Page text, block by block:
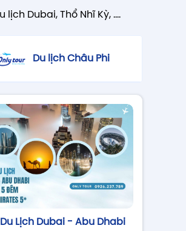
Dubai, Thổ Nhĩ Kỳ, ....
Du lịch Châu Phi
Lịch Dubai - Abu Dhabi